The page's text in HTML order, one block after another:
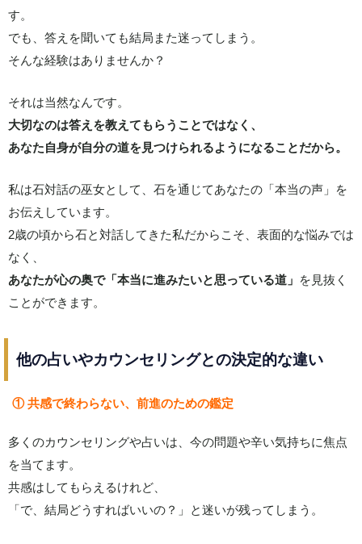
す。
でも、答えを聞いても結局また迷ってしまう。
そんな経験はありませんか？
それは当然なんです。
大切なのは答えを教えてもらうことではなく、
あなた自身が自分の道を見つけられるようになることだから。
私は石対話の巫女として、石を通じてあなたの「本当の声」を
お伝えしています。
2歳の頃から石と対話してきた私だからこそ、表面的な悩みでは
なく、
あなたが心の奥で「本当に進みたいと思っている道」 を見抜く
ことができます。
他の占いやカウンセリングとの決定的な違い
① 共感で終わらない、前進のための鑑定
多くのカウンセリングや占いは、今の問題や辛い気持ちに焦点
を当てます。
共感はしてもらえるけれど、
「で、結局どうすればいいの？」と迷いが残ってしまう。